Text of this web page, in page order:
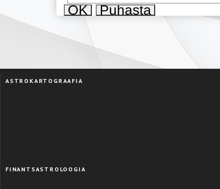
ASTROKARTOGRAAFIA
FINANTSASTROLOOGIA